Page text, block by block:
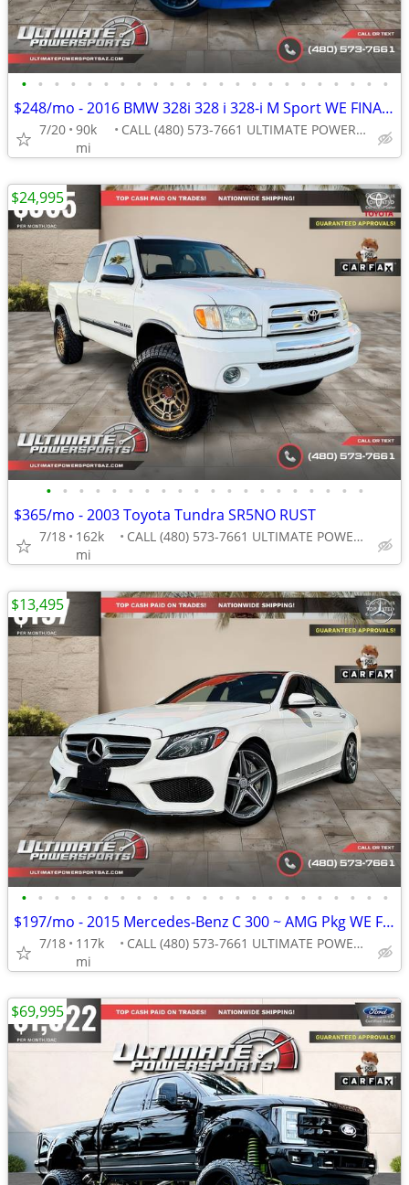
• • • • • • • • • • • • • • • • • • • • • • •
$248/mo - 2016 BMW 328i 328 i 328-i M Sport WE FINANCE ALL CREDIT! DRI
7/20 90k
mi
CALL (480) 573-7661 ULTIMATE POWERSPORTS
• • • • • • • • • • • • • • • • • • • •
$365/mo - 2003 Toyota Tundra SR5NO RUST
7/18
162k
mi
CALL (480) 573-7661 ULTIMATE POWERSPORTS
$24,995
• • • • • • • • • • • • • • • • • • • • • • •
$197/mo - 2015 Mercedes-Benz C 300 ~ AMG Pkg WE FINANCE ALL CREDIT! DR
7/18
117k
mi
CALL (480) 573-7661 ULTIMATE POWERSPORTS
$13,495
$69,995